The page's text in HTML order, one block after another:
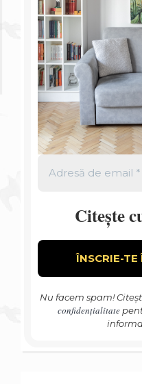
Citește
Nu facem spam!
confidențialitate